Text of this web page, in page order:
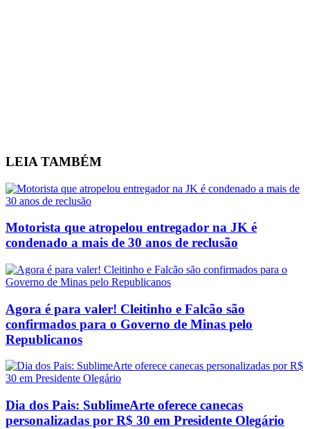
LEIA TAMBÉM
Motorista que atropelou entregador na JK é
condenado a mais de 30 anos de reclusão
Agora é para valer! Cleitinho e Falcão são
confirmados para o Governo de Minas pelo
Republicanos
Dia dos Pais: SublimeArte oferece canecas
personalizadas por R$ 30 em Presidente Olegário